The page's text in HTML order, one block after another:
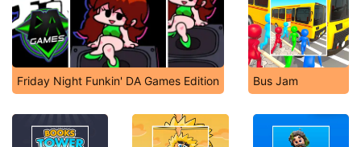
Friday Night Funkin' DA Games Edition Bus Jam